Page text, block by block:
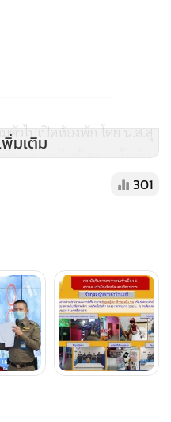
ตัวไปเปิดห้องพัก โดย น.ส.สุ
ชุดจับกุมจึงเข้าตรวจค้นห้อง
ะตูให้ เจ้าหน้าที่จึงแสดงตัว
ของกลางธนบัตรที่ใช้ในการ
กชวน แนะนำตัว ติดตาม
หรือในที่อื่นใด เพื่อการค้า
าอับอาย หรือเป็นที่เดือดร้อน
สัญชาติลาว ถือ
เจ้าหน้าที่เข้าล่อซื้อ พบว่า
มั่วสุมในสถานการค้า
มเติม
301